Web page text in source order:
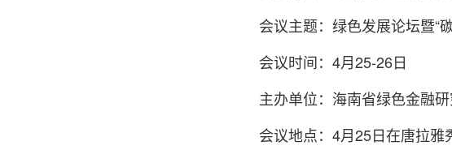
会议主题：绿色发展论坛暨“
会议时间：4月25-26日
主办单位：海南省绿色金融研
会议地点：4月25日在唐拉雅